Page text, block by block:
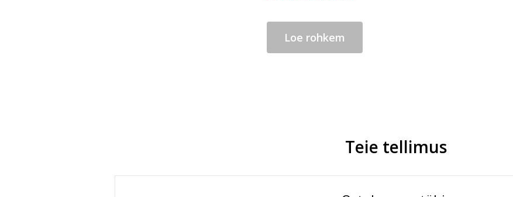
Loe rohkem
Teie tellimus